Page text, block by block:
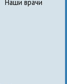
Наши врачи